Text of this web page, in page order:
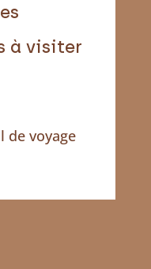
à visiter
de voyage